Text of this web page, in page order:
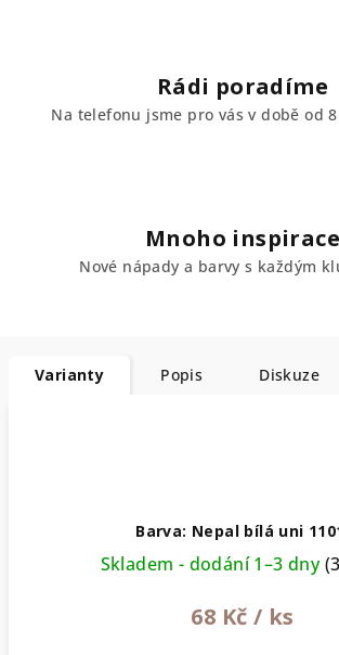
Rádi poradíme
Na telefonu jsme pro vás v době od
Mnoho inspirace
Nové nápady a barvy s každým
Varianty Popis Diskuze
Barva: Nepal bílá uni
Skladem - dodání 1–3 dny
68 Kč / ks